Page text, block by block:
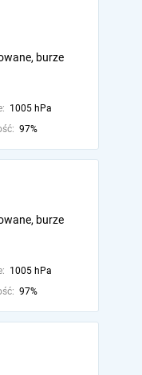
burze
1005 hPa
97%
burze
1005 hPa
97%